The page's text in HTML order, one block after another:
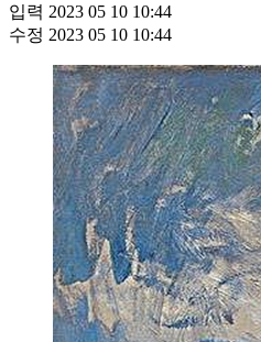
입력 2023 05 10 10:44
수정 2023 05 10 10:44